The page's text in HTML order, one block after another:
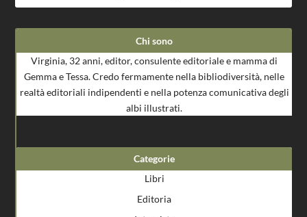
Chi sono
Virginia, 32 anni, editor, consulente editoriale e mamma di
Gemma e Tessa. Credo fermamente nella bibliodiversità, nelle
realtà editoriali indipendenti e nella potenza comunicativa degli
albi illustrati.
Categorie
Libri
Editoria